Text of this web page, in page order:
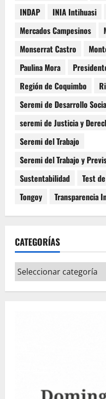
INDAP
INIA Intihuasi
Mercados Campesinos
Monserrat Castro
Paulina Mora
Región de Coquimbo
Seremi de Desarrollo
seremi de Justicia y
Seremi del Trabajo
Seremi del Trabajo y
Sustentabilidad
Test
Tongoy
Transparencia
CATEGORÍAS
Categorías